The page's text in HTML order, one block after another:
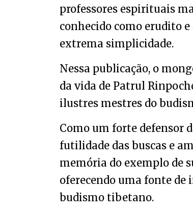
professores espirituais
conhecido como erudito
extrema simplicidade.
Nessa publicação, o
da vida de Patrul
ilustres mestres do
Como um forte defensor
futilidade das buscas e
memória do exemplo de
oferecendo uma fonte de
budismo tibetano.